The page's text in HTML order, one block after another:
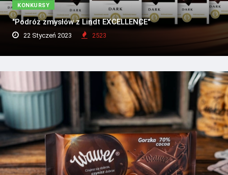
KONKURSY
"Podróż zmysłów z Lindt EXCELLENCE"
22 Styczeń 2023 2523